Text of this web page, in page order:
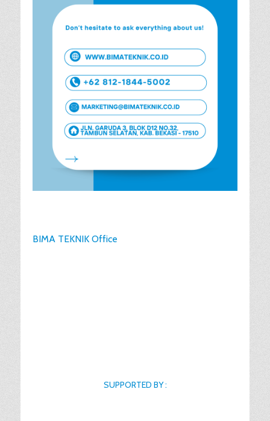
BIMA TEKNIK Office
SUPPORTED BY :